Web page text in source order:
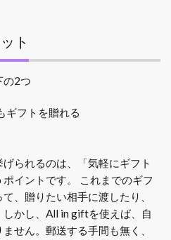
ト
の2つ
ギフトを贈れる
られるのは、「気軽にギフト
イントです。
これまでのギフ
、贈りたい相手に渡したり、
かし、All in giftを使えば、自
せん。郵送する手間も無く、